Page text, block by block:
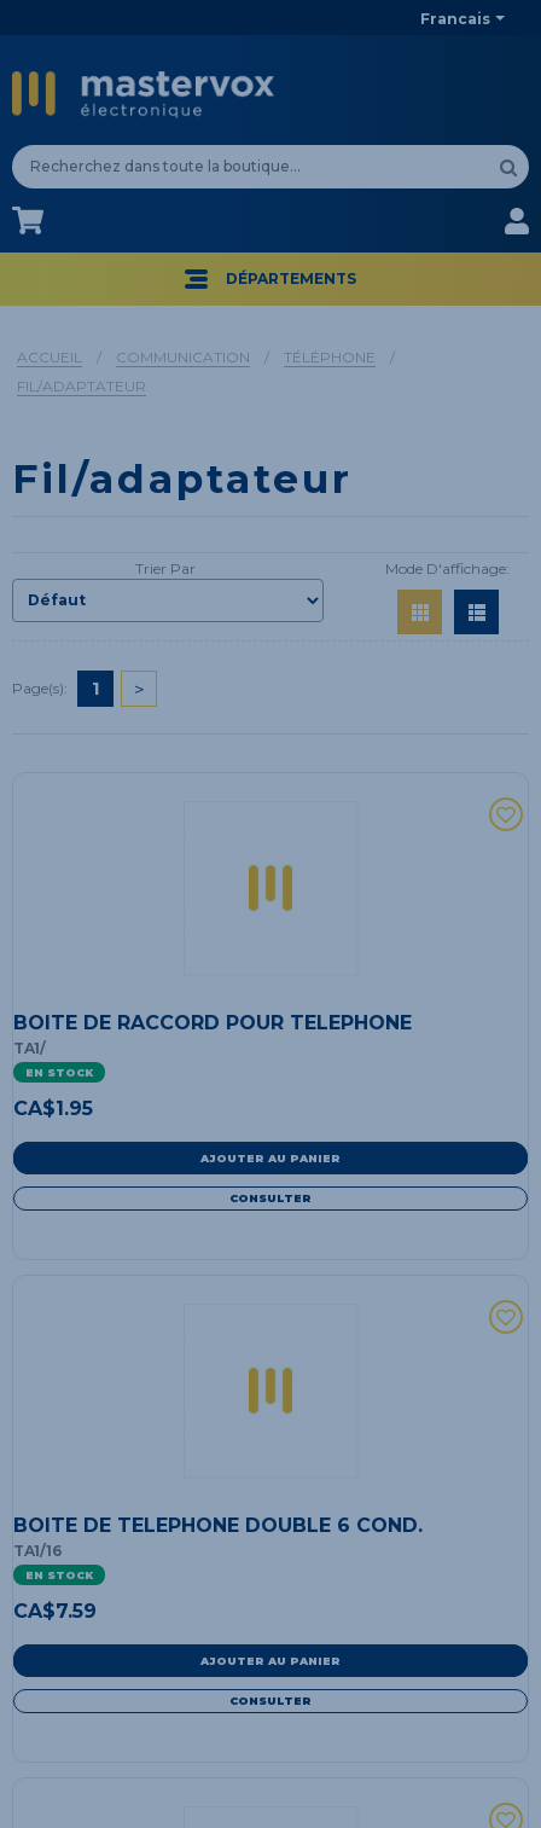
Francais
CA$
DÉPARTEMENTS
ACCUEIL / COMMUNICATION / TÉLÉPHONE
/
FIL/ADAPTATEUR
Fil/adaptateur
Trier Par Mode D'affichage:
Page(s): 1 >
BOITE DE RACCORD POUR TELEPHONE
TA1/
EN STOCK
CA$1.95
AJOUTER AU PANIER
CONSULTER
BOITE DE TELEPHONE DOUBLE 6 COND.
TA1/16
EN STOCK
CA$7.59
AJOUTER AU PANIER
CONSULTER